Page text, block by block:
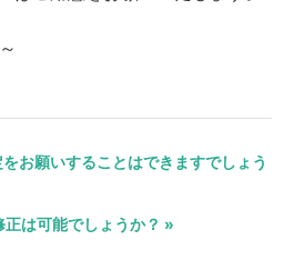
お願いすることはできますでしょう
正は可能でしょうか？ »